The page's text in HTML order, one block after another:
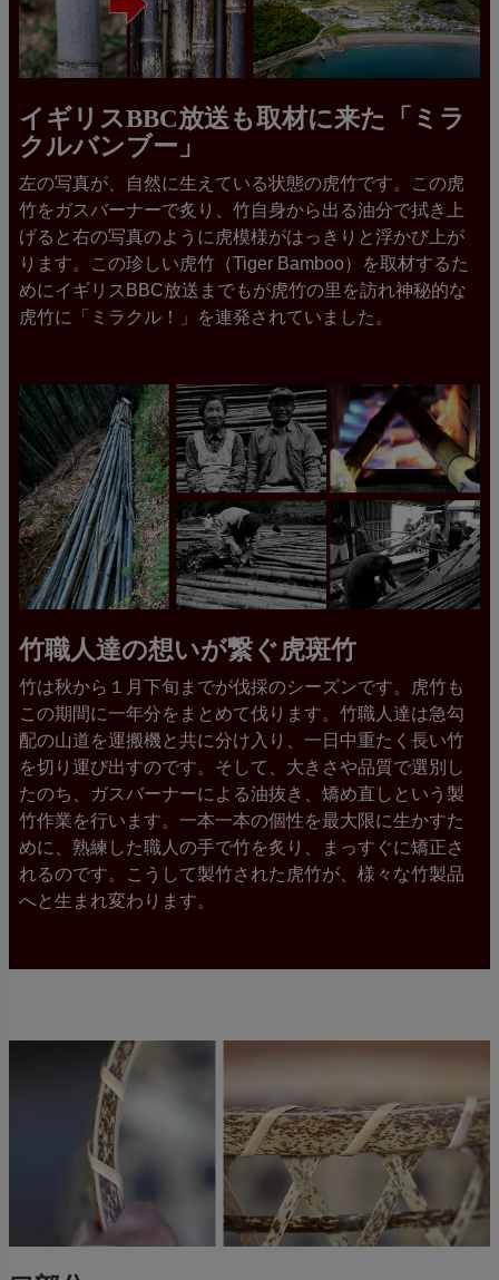
イギリスBBC放送も取材に来た「ミラ
クルバンブー」
左の写真が、自然に生えている状態の虎竹です。この虎
竹をガスバーナーで炙り、竹自身から出る油分で拭き上
げると右の写真のように虎模様がはっきりと浮かび上が
ります。この珍しい虎竹（Tiger Bamboo）を取材するた
めにイギリスBBC放送までもが虎竹の里を訪れ神秘的な
虎竹に「ミラクル！」を連発されていました。
竹職人達の想いが繋ぐ虎斑竹
竹は秋から１月下旬までが伐採のシーズンです。虎竹も
この期間に一年分をまとめて伐ります。竹職人達は急勾
配の山道を運搬機と共に分け入り、一日中重たく長い竹
を切り運び出すのです。そして、大きさや品質で選別し
たのち、ガスバーナーによる油抜き、矯め直しという製
竹作業を行います。一本一本の個性を最大限に生かすた
めに、熟練した職人の手で竹を炙り、まっすぐに矯正さ
れるのです。こうして製竹された虎竹が、様々な竹製品
へと生まれ変わります。